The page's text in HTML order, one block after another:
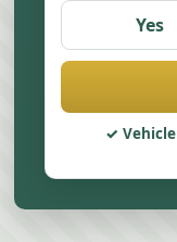
Yes